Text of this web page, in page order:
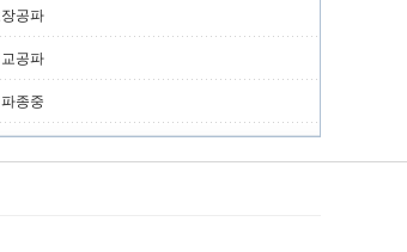
공파
공파
종중